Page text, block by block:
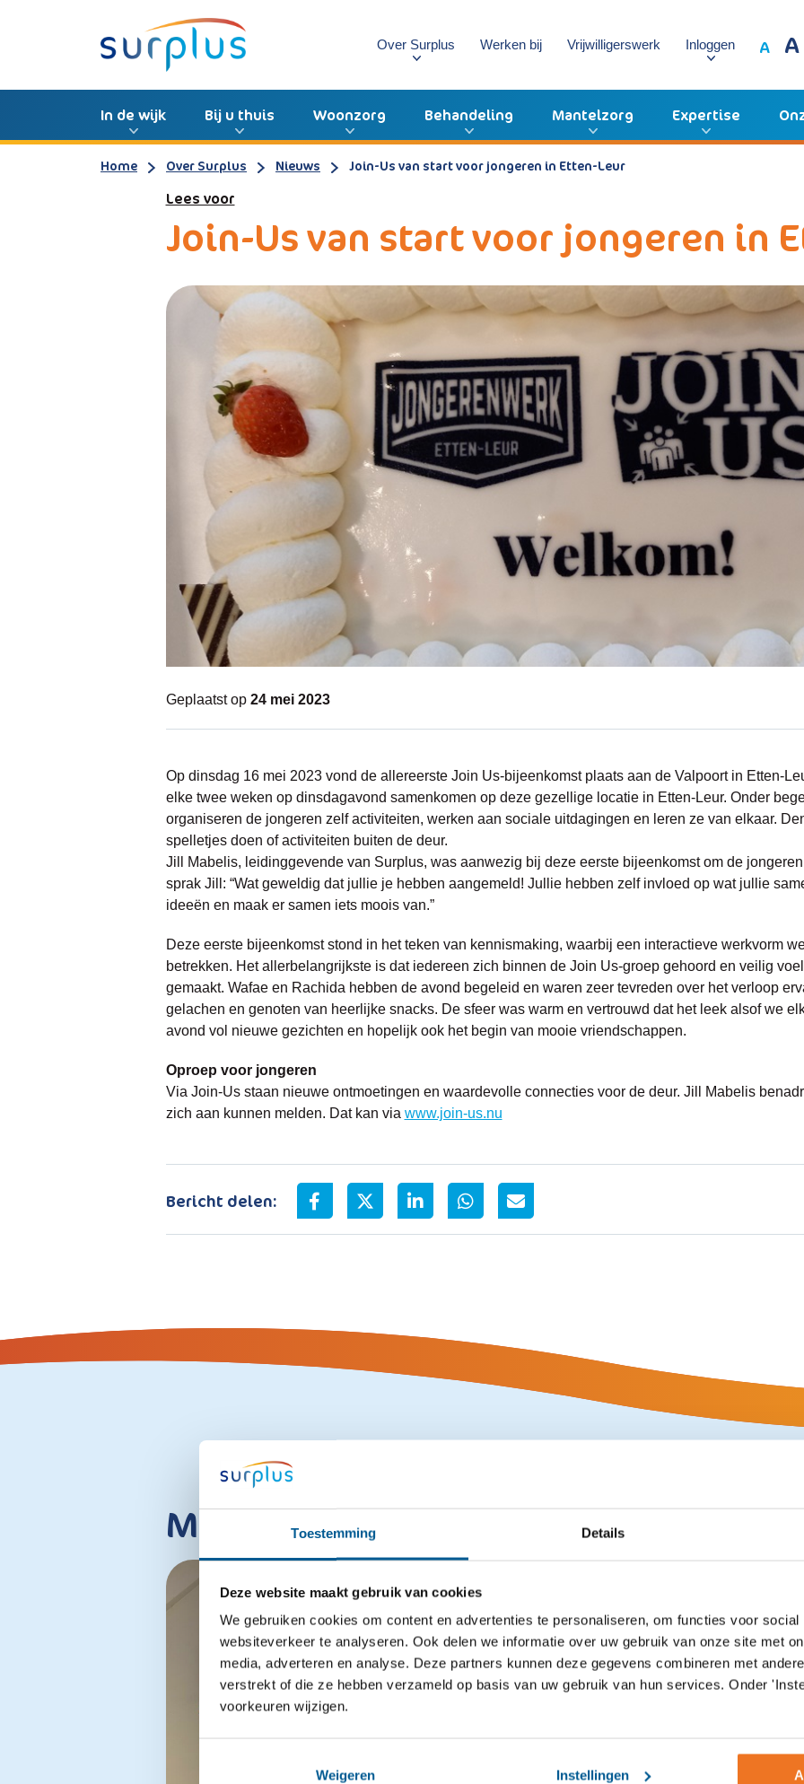
Toestemming Details
Deze website maakt gebruik van cookies
We gebruiken cookies om content en advertenties te personaliseren, om functies voor
websiteverkeer te analyseren. Ook delen we informatie over uw gebruik van onze site met
media, adverteren en analyse. Deze partners kunnen deze gegevens combineren met
verstrekt of die ze hebben verzameld op basis van uw gebruik van hun services. Onder
voorkeuren wijzigen.
Weigeren Instellingen
Over Surplus Werken bij Vrijwilligerswerk Inloggen A A
In de wijk Bij u thuis Woonzorg Behandeling Mantelzorg Expertise
Home Over Surplus Nieuws Join-Us van start voor jongeren in Etten-Leur
Lees voor
Join-Us van start voor jongeren in
Geplaatst op 24 mei 2023
Op dinsdag 16 mei 2023 vond de allereerste Join Us-bijeenkomst plaats aan de Valpoort in Etten-
elke twee weken op dinsdagavond samenkomen op deze gezellige locatie in Etten-Leur. Onder
organiseren de jongeren zelf activiteiten, werken aan sociale uitdagingen en leren ze van elkaar.
spelletjes doen of activiteiten buiten de deur.
Jill Mabelis, leidinggevende van Surplus, was aanwezig bij deze eerste bijeenkomst om de
sprak Jill: “Wat geweldig dat jullie je hebben aangemeld! Jullie hebben zelf invloed op wat jullie
ideeën en maak er samen iets moois van.”
Deze eerste bijeenkomst stond in het teken van kennismaking, waarbij een interactieve werkvorm
betrekken. Het allerbelangrijkste is dat iedereen zich binnen de Join Us-groep gehoord en veilig
gemaakt. Wafae en Rachida hebben de avond begeleid en waren zeer tevreden over het verloop
gelachen en genoten van heerlijke snacks. De sfeer was warm en vertrouwd dat het leek alsof we
avond vol nieuwe gezichten en hopelijk ook het begin van mooie vriendschappen.
Oproep voor jongeren
Via Join-Us staan nieuwe ontmoetingen en waardevolle connecties voor de deur. Jill Mabelis
zich aan kunnen melden. Dat kan via www.join-us.nu
Bericht delen:
Meer interessant nieuws